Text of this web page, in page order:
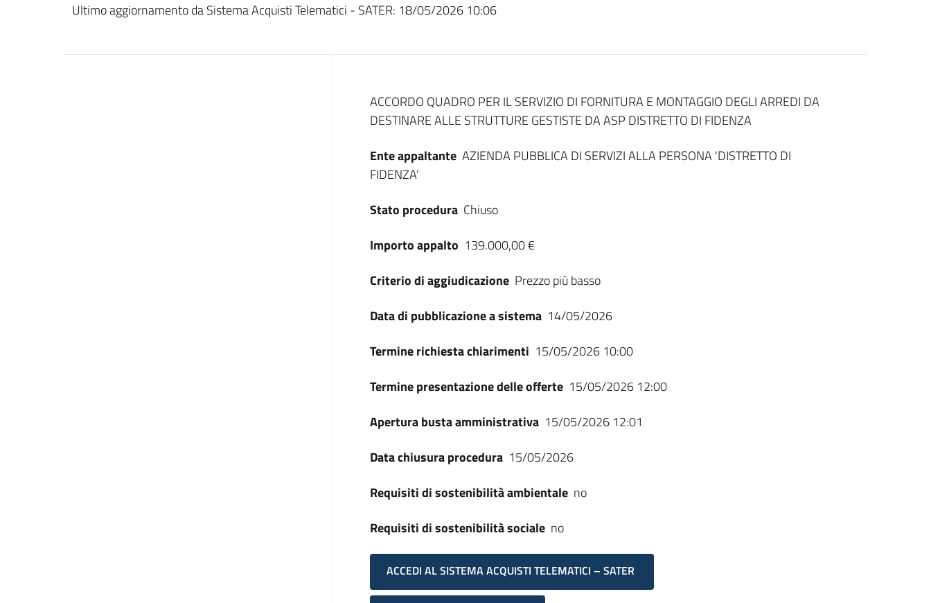
Ultimo aggiornamento da Sistema Acquisti Telematici - SATER: 18/05/2026 10:06
Dati del bando
ACCORDO QUADRO PER IL SERVIZIO DI FORNITURA E MONTAGGIO DEGLI ARREDI DA
DESTINARE ALLE STRUTTURE GESTISTE DA ASP DISTRETTO DI FIDENZA
Ente appaltante AZIENDA PUBBLICA DI SERVIZI ALLA PERSONA 'DISTRETTO DI
FIDENZA'
Stato procedura Chiuso
Importo appalto 139.000,00 €
Criterio di aggiudicazione Prezzo più basso
Data di pubblicazione a sistema 14/05/2026
Termine richiesta chiarimenti 15/05/2026 10:00
Termine presentazione delle offerte 15/05/2026 12:00
Apertura busta amministrativa 15/05/2026 12:01
Data chiusura procedura 15/05/2026
Requisiti di sostenibilità ambientale no
Requisiti di sostenibilità sociale no
ACCEDI AL SISTEMA ACQUISTI TELEMATICI – SATER